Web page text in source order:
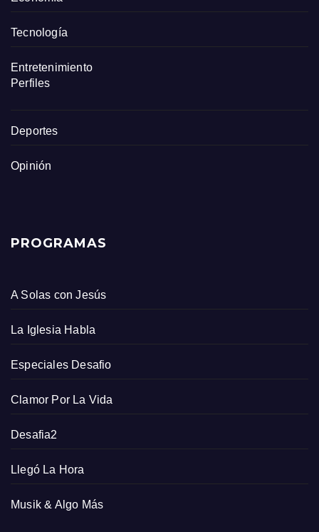
Tecnología
Entretenimiento
Perfiles
Deportes
Opinión
PROGRAMAS
A Solas con Jesús
La Iglesia Habla
Especiales Desafio
Clamor Por La Vida
Desafia2
Llegó La Hora
Musik & Algo Más